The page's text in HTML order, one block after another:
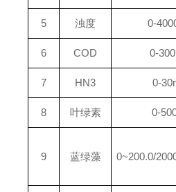
5 浊度 0-
6 COD 0-
7 HN3 0-
8 叶绿素 0-
9 蓝绿藻 0~200.0/